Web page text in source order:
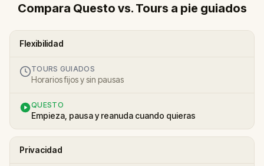
Compara Questo vs. Tours a pie guiados
Flexibilidad
TOURS GUIADOS
Horarios fijos y sin pausas
QUESTO
Empieza, pausa y reanuda cuando quieras
Privacidad